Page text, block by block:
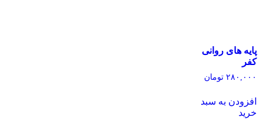
پایه های روانی
کفر
۲۸۰,۰۰۰ تومان
افزودن به سبد
خرید